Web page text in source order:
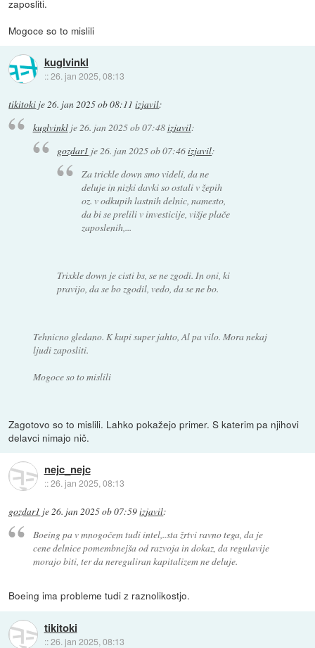
zaposliti.
Mogoce so to mislili
kuglvinkl
::26. jan 2025, 08:13
tikitoki je 26. jan 2025 ob 08:11 izjavil:
kuglvinklje26. jan 2025 ob 07:48izjavil:
gozdar1 je26. jan 2025 ob 07:46izjavil:
Za trickle down smo videli, da ne
deluje in nizki davki so ostali v žepih
oz. v odkupih lastnih delnic, namesto,
da bi se prelili v investicije, višje plače
zaposlenih,...
Trixkle down je cisti bs, se ne zgodi. In oni, ki
pravijo, da se bo zgodil, vedo, da se ne bo.
Tehnicno gledano. K kupi super jahto, Al pa vilo. Mora nekaj
ljudi zaposliti.
Mogoce so to mislili
Zagotovo so to mislili. Lahko pokažejo primer. S katerim pa njihovi
delavci nimajo nič.
nejc_nejc
::26. jan 2025, 08:13
gozdar1 je26. jan 2025 ob 07:59izjavil:
Boeing pa v mnogočem tudi intel,..sta žrtvi ravno tega, da je
cene delnice pomembnejša od razvoja in dokaz, da regulavije
morajo biti, ter da nereguliran kapitalizem ne deluje.
Boeing ima probleme tudi z raznolikostjo.
tikitoki
::26. jan 2025, 08:13